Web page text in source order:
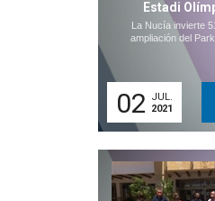
Estadi
La Nucía invierte
ampliación del
02
JUL.
2021